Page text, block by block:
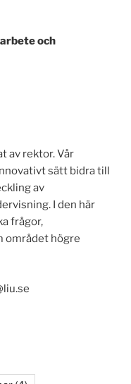
och
av rektor. Vår
sätt bidra till
av
I den här
frågor,
området högre